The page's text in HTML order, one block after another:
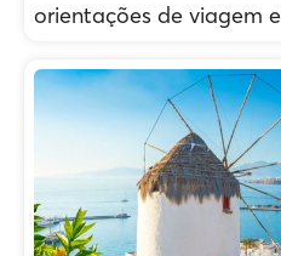
orientações de viagem